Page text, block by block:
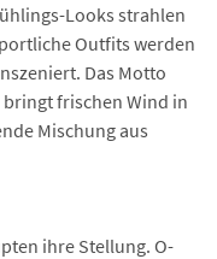
Looks strahlen
Outfits werden
Das Motto
frischen Wind in
Mischung aus
ihre Stellung. O-